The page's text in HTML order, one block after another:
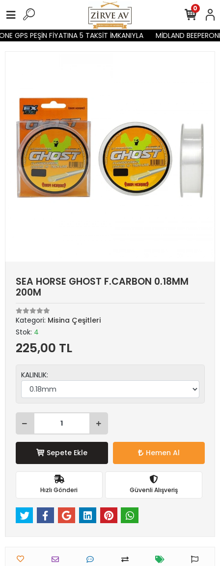
GPS PEŞİN FİYATINA 5 TAKSİT İMKANIYLA MİDLAND
0
SEA HORSE GHOST F.CARBON 0.18MM
200M
Kategori: Misina Çeşitleri
Stok: 4
225,00 TL
KALINLIK:
Sepete Ekle Hemen Al
Hızlı Gönderi Güvenli Alışveriş